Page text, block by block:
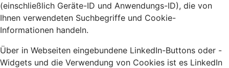
(einschließlich Geräte-ID und Anwendungs-ID), die von
Ihnen verwendeten Suchbegriffe und Cookie-
Informationen handeln.
Über in Webseiten eingebundene LinkedIn-Buttons oder -
Widgets und die Verwendung von Cookies ist es LinkedIn